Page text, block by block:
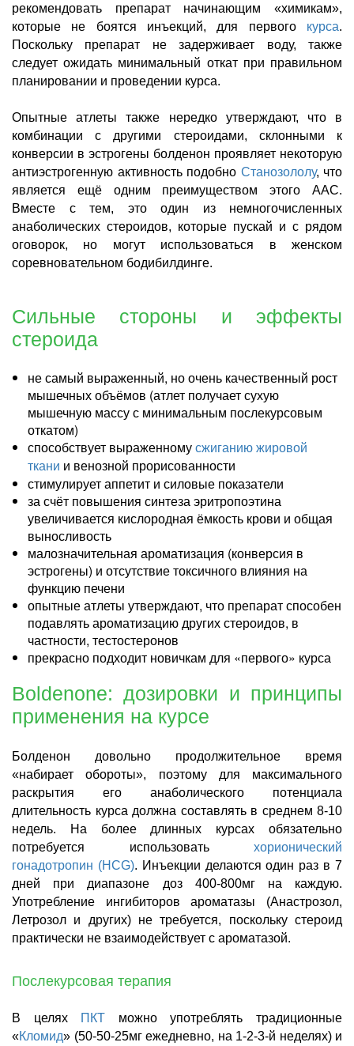
рекомендовать препарат начинающим «химикам»,
которые не боятся инъекций, для первого курса.
Поскольку препарат не задерживает воду, также
следует ожидать минимальный откат при правильном
планировании и проведении курса.
Опытные атлеты также нередко утверждают, что в
комбинации с другими стероидами, склонными к
конверсии в эстрогены болденон проявляет некоторую
антиэстрогенную активность подобно Станозололу, что
является ещё одним преимуществом этого AAC.
Вместе с тем, это один из немногочисленных
анаболических стероидов, которые пускай и с рядом
оговорок, но могут использоваться в женском
соревновательном бодибилдинге.
Сильные стороны и эффекты
стероида
не самый выраженный, но очень качественный рост
мышечных объёмов (атлет получает сухую
мышечную массу с минимальным послекурсовым
откатом)
способствует выраженному сжиганию жировой
ткани и венозной прорисованности
стимулирует аппетит и силовые показатели
за счёт повышения синтеза эритропоэтина
увеличивается кислородная ёмкость крови и общая
выносливость
малозначительная ароматизация (конверсия в
эстрогены) и отсутствие токсичного влияния на
функцию печени
опытные атлеты утверждают, что препарат способен
подавлять ароматизацию других стероидов, в
частности, тестостеронов
прекрасно подходит новичкам для «первого» курса
Boldenone: дозировки и принципы
применения на курсе
Болденон довольно продолжительное время
«набирает обороты», поэтому для максимального
раскрытия его анаболического потенциала
длительность курса должна составлять в среднем 8-10
недель. На более длинных курсах обязательно
потребуется использовать хорионический
гонадотропин (HCG). Инъекции делаются один раз в 7
дней при диапазоне доз 400-800мг на каждую.
Употребление ингибиторов ароматазы (Анастрозол,
Летрозол и других) не требуется, поскольку стероид
практически не взаимодействует с ароматазой.
Послекурсовая терапия
В целях ПКТ можно употреблять традиционные
«Кломид» (50-50-25мг ежедневно, на 1-2-3-й неделях) и